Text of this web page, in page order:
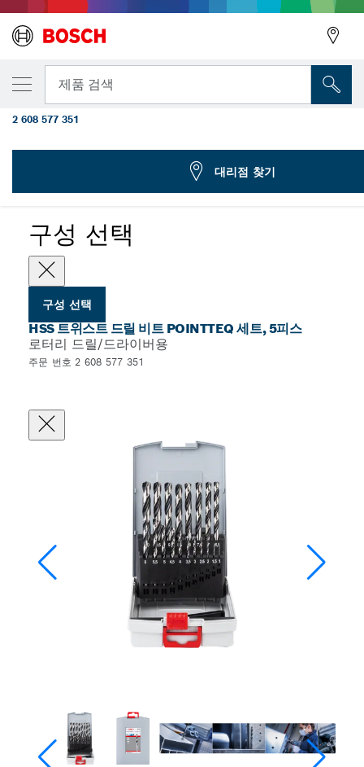
제품 검색
구성 선택
구성 선택
HSS 트위스트 드릴 비트 POINTTEQ 세트, 5피스
로터리 드릴/드라이버용
주문 번호 2 608 577 351
선택한 변형
HSS 트위스트 드릴 비트 PointTeQ 19피스
10mm
2 608 577 351
대리점 찾기